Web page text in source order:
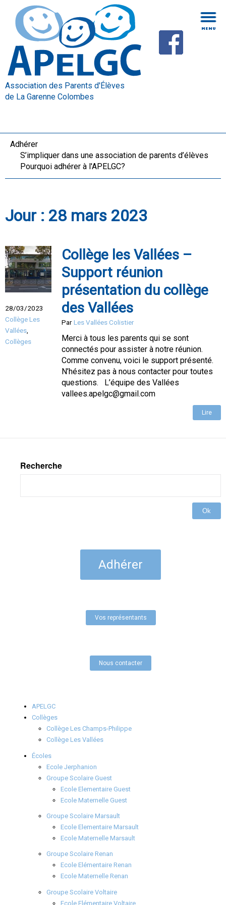
Association des Parents d'Élèves
de La Garenne Colombes
Adhérer
S’impliquer dans une association de parents d’élèves
Pourquoi adhérer à l'APELGC?
Jour : 28 mars 2023
28/03/2023
Collège Les
Vallées
Collèges
Collège les Vallées –
Support réunion
présentation du collège
des Vallées
ParLes Vallées Colistier
Merci à tous les parents qui se sont
connectés pour assister à notre réunion.
Comme convenu, voici le support présenté.
N’hésitez pas à nous contacter pour toutes
questions. L’équipe des Vallées
vallees.apelgc@gmail.com
Lire
Recherche
Ok
Adhérer
Vos représentants
Nous contacter
APELGC
Collèges
Collège Les Champs-Philippe
Collège Les Vallées
Écoles
Ecole Jerphanion
Groupe Scolaire Guest
Ecole Elementaire Guest
Ecole Maternelle Guest
Groupe Scolaire Marsault
Ecole Elementaire Marsault
Ecole Maternelle Marsault
Groupe Scolaire Renan
Ecole Elémentaire Renan
Ecole Maternelle Renan
Groupe Scolaire Voltaire
Ecole Elémentaire Voltaire